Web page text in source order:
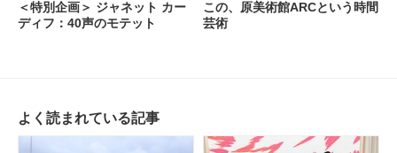
＜特別企画＞ ジャネット カー
ディフ：40声のモテット
この、原美術館ARCという時間
芸術
よく読まれている記事